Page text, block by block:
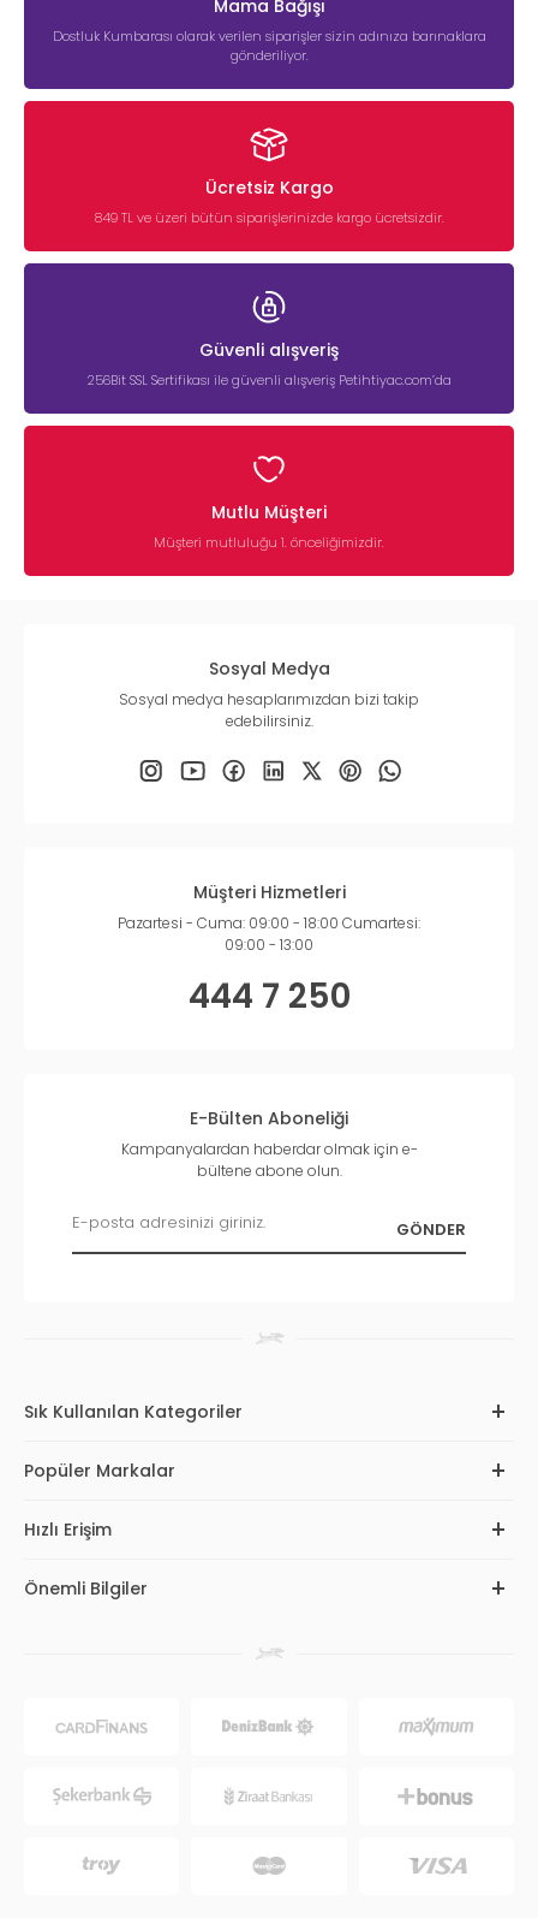
Mama Bağışı
Dostluk Kumbarası olarak verilen siparişler sizin adınıza barınaklara
gönderiliyor.
Ücretsiz Kargo
849 TL ve üzeri bütün siparişlerinizde kargo ücretsizdir.
Güvenli alışveriş
256Bit SSL Sertifikası ile güvenli alışveriş Petihtiyac.com’da
Mutlu Müşteri
Müşteri mutluluğu 1. önceliğimizdir.
Sosyal Medya
Sosyal medya hesaplarımızdan bizi takip
edebilirsiniz.
Müşteri Hizmetleri
Pazartesi - Cuma: 09:00 - 18:00 Cumartesi:
09:00 - 13:00
444 7 250
E-Bülten Aboneliği
Kampanyalardan haberdar olmak için e-
bültene abone olun.
Sık Kullanılan Kategoriler
Popüler Markalar
Hızlı Erişim
Önemli Bilgiler